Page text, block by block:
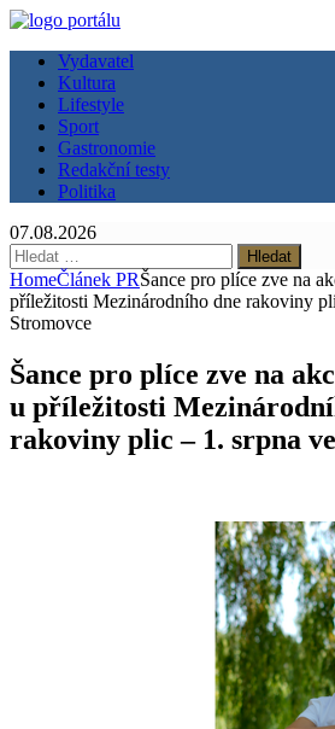
Vydavatel
Kultura
Lifestyle
Sport
Gastronomie
Redakční testy
Politika
07.08.2026
Vyhledávání
HomeČlánek PRŠance pro plíce zve na
příležitosti Mezinárodního dne rakoviny
Stromovce
Šance pro plíce zve na
u příležitosti
rakoviny plic – 1. srpna